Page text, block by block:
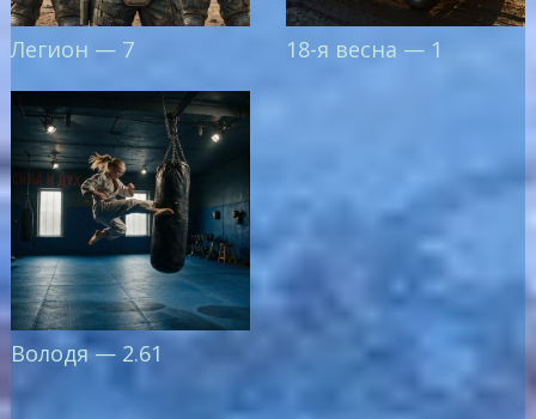
Легион — 7 18-я весна — 1
Володя — 2.61